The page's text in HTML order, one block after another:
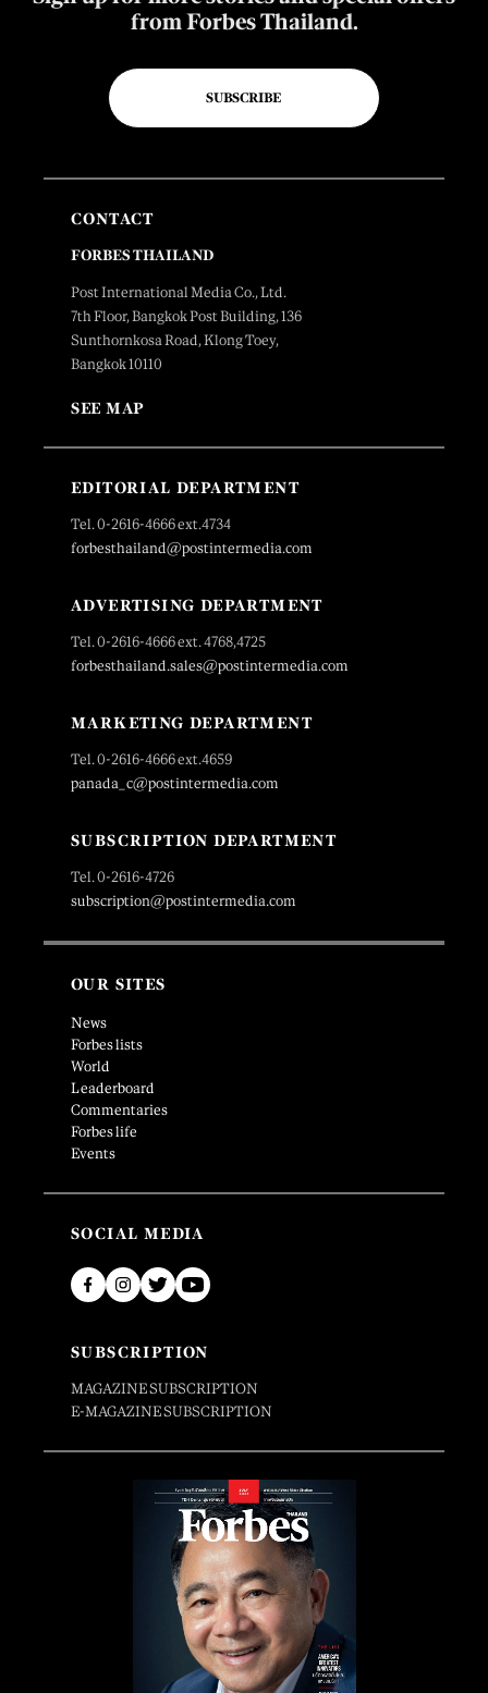
from Forbes Thailand.
SUBSCRIBE
CONTACT
FORBES THAILAND
Post International Media Co., Ltd.
7th Floor, Bangkok Post Building, 136
Sunthornkosa Road, Klong Toey,
Bangkok 10110
SEE MAP
EDITORIAL DEPARTMENT
Tel. 0-2616-4666 ext.4734
forbesthailand@postintermedia.com
ADVERTISING DEPARTMENT
Tel. 0-2616-4666 ext. 4768,4725
forbesthailand.sales@postintermedia.com
MARKETING DEPARTMENT
Tel. 0-2616-4666 ext.4659
panada_c@postintermedia.com
SUBSCRIPTION DEPARTMENT
Tel. 0-2616-4726
subscription@postintermedia.com
OUR SITES
News
Forbes lists
World
Leaderboard
Commentaries
Forbes life
Events
SOCIAL MEDIA
SUBSCRIPTION
MAGAZINE SUBSCRIPTION
E-MAGAZINE SUBSCRIPTION